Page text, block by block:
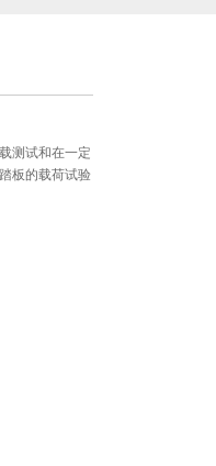
测试和在一定
板的载荷试验